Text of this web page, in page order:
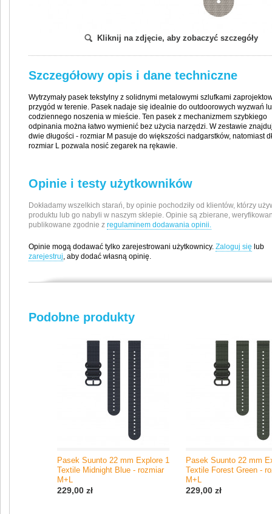
Kliknij na zdjęcie, aby zobaczyć szczegóły
Szczegółowy opis i dane techniczne
Wytrzymały pasek tekstylny z solidnymi metalowymi szlufkami
przygód w terenie. Pasek nadaje się idealnie do outdoorowych wyzwań
codziennego noszenia w mieście. Ten pasek z mechanizmem szybkiego
odpinania można łatwo wymienić bez użycia narzędzi. W zestawie
dwie długości - rozmiar M pasuje do większości nadgarstków, natomiast
rozmiar L pozwala nosić zegarek na rękawie.
Opinie i testy użytkowników
Dokładamy wszelkich starań, by opinie pochodziły od klientów, którzy
produktu lub go nabyli w naszym sklepie. Opinie są zbierane,
publikowane zgodnie z regulaminem dodawania opinii.
Opinie mogą dodawać tylko zarejestrowani użytkownicy. Zaloguj się lub
zarejestruj, aby dodać własną opinię.
Producent / Importer
Tammiston Kauppatie 7A
Podobne produkty
Pasek Suunto 22 mm Explore 1
Textile Midnight Blue - rozmiar
M+L
229,00 zł
Pasek Suunto 22 mm
Textile Forest Green -
M+L
229,00 zł